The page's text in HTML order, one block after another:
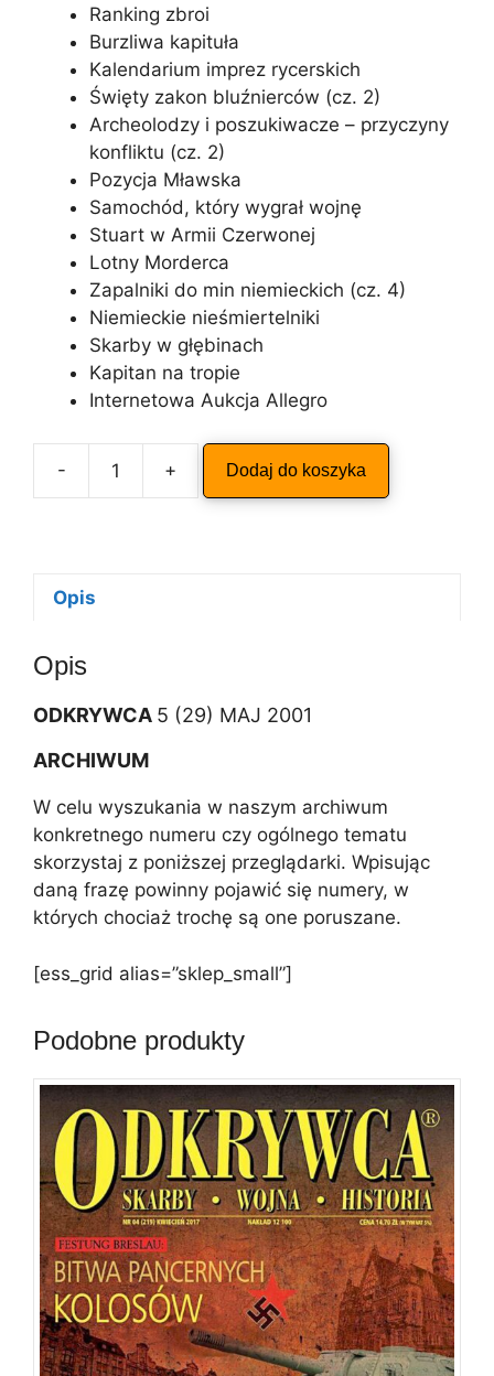
Ranking zbroi
Burzliwa kapituła
Kalendarium imprez rycerskich
Święty zakon bluźnierców (cz. 2)
Archeolodzy i poszukiwacze – przyczyny
konfliktu (cz. 2)
Pozycja Mławska
Samochód, który wygrał wojnę
Stuart w Armii Czerwonej
Lotny Morderca
Zapalniki do min niemieckich (cz. 4)
Niemieckie nieśmiertelniki
Skarby w głębinach
Kapitan na tropie
Internetowa Aukcja Allegro
-
ilość
ODKRYWCA
+ Dodaj do koszyka
i
v
:
Opis
Opis
ODKRYWCA 5 (29) MAJ 2001
ARCHIWUM
W celu wyszukania w naszym archiwum
konkretnego numeru czy ogólnego tematu
skorzystaj z poniższej przeglądarki. Wpisując
daną frazę powinny pojawić się numery, w
których chociaż trochę są one poruszane.
[ess_grid alias=”sklep_small”]
Podobne produkty